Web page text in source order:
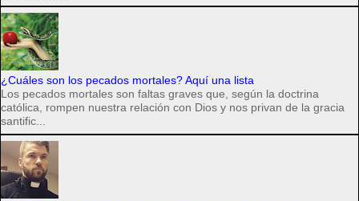
¿Cuáles son los pecados mortales? Aquí una lista
Los pecados mortales son faltas graves que, según la doctrina
católica, rompen nuestra relación con Dios y nos privan de la gracia
santific...